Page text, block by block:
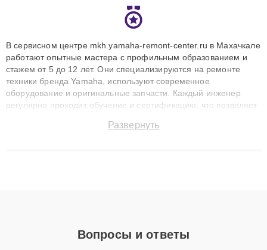
В сервисном центре mkh.yamaha-remont-center.ru в Махачкале
работают опытные мастера с профильным образованием и
стажем от 5 до 12 лет. Они специализируются на ремонте
техники бренда Yamaha, используют современное
оборудование и оригинальные запчасти. Каждый инженер
регулярно проходит обучение и сертификацию, что позволяет
технику с сохранением гарантии до 3 лет. Наши мастера
Развернуть
Вопросы и ответы